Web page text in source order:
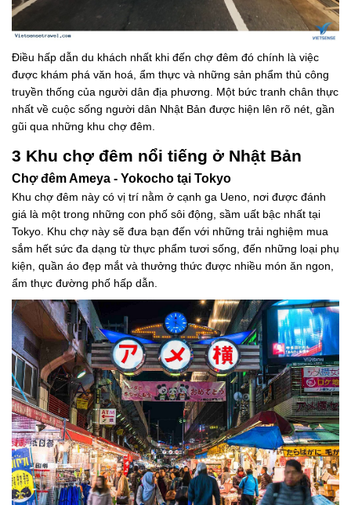
Điều hấp dẫn du khách nhất khi đến chợ đêm đó chính là việc
được khám phá văn hoá, ẩm thực và những sản phẩm thủ công
truyền thống của người dân địa phương. Một bức tranh chân thực
nhất về cuộc sống người dân Nhật Bản được hiện lên rõ nét, gần
gũi qua những khu chợ đêm.
3 Khu chợ đêm nổi tiếng ở Nhật Bản
Chợ đêm Ameya - Yokocho tại Tokyo
Khu chợ đêm này có vị trí nằm ở cạnh ga Ueno, nơi được đánh
giá là một trong những con phố sôi động, sầm uất bậc nhất tại
Tokyo. Khu chợ này sẽ đưa bạn đến với những trải nghiệm mua
sắm hết sức đa dạng từ thực phẩm tươi sống, đến những loại phụ
kiện, quần áo đẹp mắt và thưởng thức được nhiều món ăn ngon,
ẩm thực đường phố hấp dẫn.